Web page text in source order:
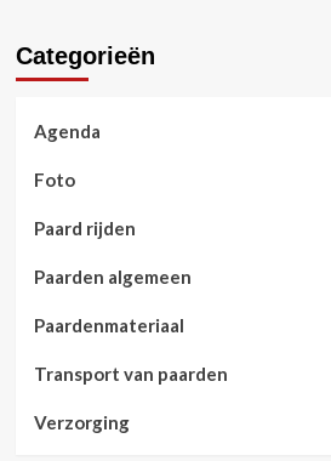
Categorieën
Agenda
Foto
Paard rijden
Paarden algemeen
Paardenmateriaal
Transport van paarden
Verzorging